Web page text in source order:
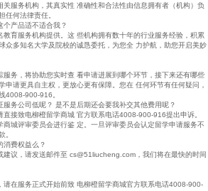
服务机构，其真实性 准确性和合法性由信息拥有者（机构）负
任何法律责任。
个产品适不适合我？
育服务机构提供。这 些机构拥有数十年的行业服务经验，积累
众多知名大学及院校的诚恳委托，为您全 力护航，助您开启美妙
务，将协助您实时查 看申请进展到哪个环节，接下来还有哪些
申请更具自主权，更放心更有保障。您在 任何环节有任何疑问，
4008-900-916。
务公司低呢？ 是不是后期还会要我补交其他费用呢？
接致电柳橙留学商城 官方联系电话4008-900-916提出申诉。
城评审委员会进行鉴 定。一旦评审委员会认定留学申请服务不
。
消费权益么？
建议，请发送邮件至 cs@51liucheng.com，我们将在最快的时间
请在服务正式开始前致 电柳橙留学商城官方联系电话4008-900-